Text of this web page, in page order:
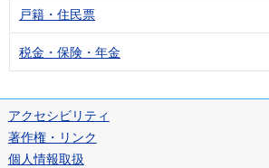
戸籍・住民票
税金・保険・年金
アクセシビリティ
著作権・リンク
個人情報取扱